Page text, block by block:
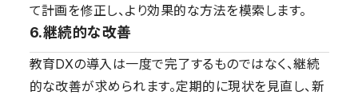
て計画を修正し、より効果的な方法を模索します。
6.継続的な改善
教育DXの導入は一度で完了するものではなく、継続
的な改善が求められます。定期的に現状を見直し、新